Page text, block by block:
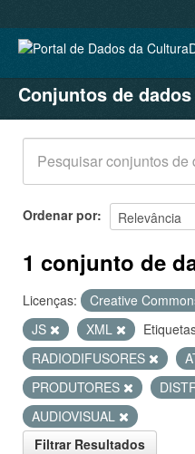
CONJUNTOS DE DADOS
ORGANIZAÇÕES
GRUPOS
SOBRE
Conjuntos de dados
Ordenar por
1 conjunto de
Licenças: Creative
JS
XML
RADIODIFUSORES
PRODUTORES
AUDIOVISUAL
Filtrar Resultados